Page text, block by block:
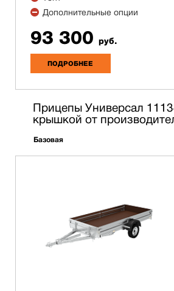
Дополнительные опции
93 300 руб.
ПОДРОБНЕЕ
Прицепы Универсал
крышкой от
Базовая